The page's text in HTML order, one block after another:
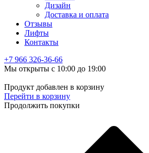
Дизайн
Доставка и оплата
Отзывы
Лифты
Контакты
+7 966 326-36-66
Мы открыты с 10:00 до 19:00
Продукт добавлен в корзину
Перейти в корзину
Продолжить покупки